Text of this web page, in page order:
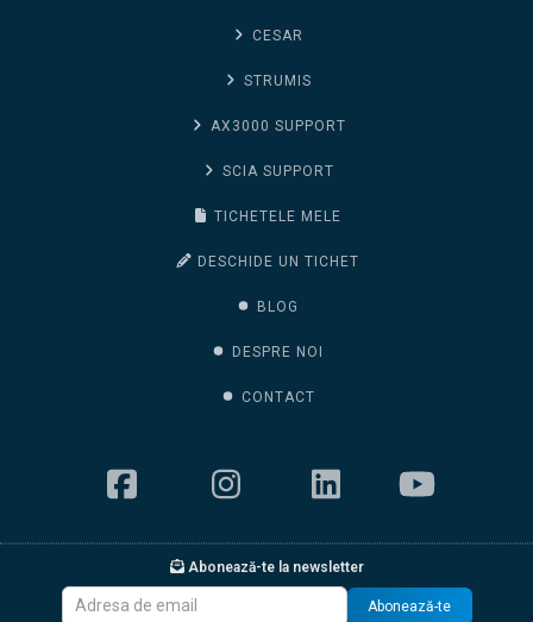
CESAR
STRUMIS
AX3000 SUPPORT
SCIA SUPPORT
TICHETELE MELE
DESCHIDE UN TICHET
BLOG
DESPRE NOI
CONTACT
Abonează-te la newsletter
Abonează-te